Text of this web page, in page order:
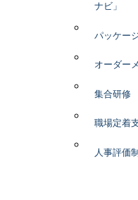
ナビ」
パッケー
オーダー
集合研修
職場定着
人事評価